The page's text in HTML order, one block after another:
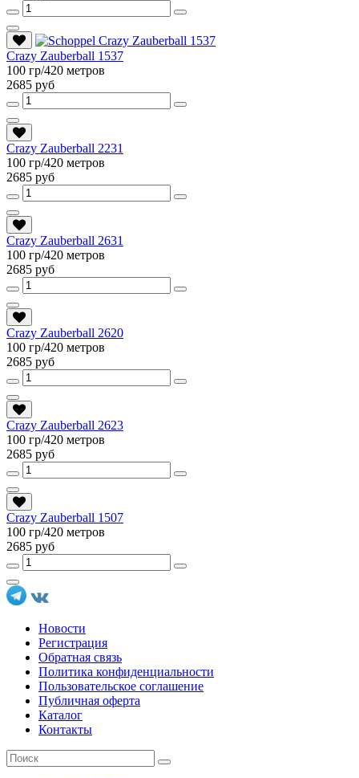
Crazy Zauberball 1537
100 гр/420 метров
2685 руб
Crazy Zauberball 2231
100 гр/420 метров
2685 руб
Crazy Zauberball 2631
100 гр/420 метров
2685 руб
Crazy Zauberball 2620
100 гр/420 метров
2685 руб
Crazy Zauberball 2623
100 гр/420 метров
2685 руб
Crazy Zauberball 1507
100 гр/420 метров
2685 руб
Новости
Регистрация
Обратная связь
Политика конфиденциальности
Пользовательское соглашение
Публичная оферта
Каталог
Контакты